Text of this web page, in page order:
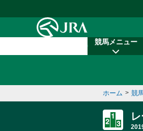
競馬メニュー
ホーム > 競